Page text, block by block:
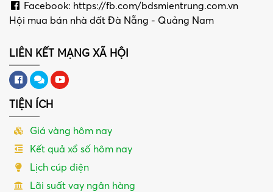
Facebook: https://fb.com/bdsmientrung.com.vn
Hội mua bán nhà đất Đà Nẵng - Quảng Nam
LIÊN KẾT MẠNG XÃ HỘI
TIỆN ÍCH
Giá vàng hôm nay
Kết quả xổ số hôm nay
Lịch cúp điện
Lãi suất vay ngân hàng